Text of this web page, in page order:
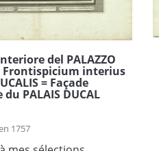
del PALAZZO
Frontispicium interius
= Façade
PALAIS DUCAL
1757